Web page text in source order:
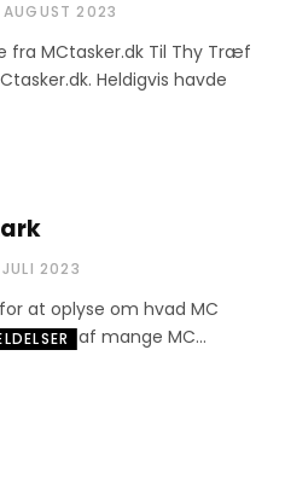
2023
fra MCtasker.dk Til Thy Træf
Heldigvis havde
2023
at oplyse om hvad MC
bruges af mange MC…